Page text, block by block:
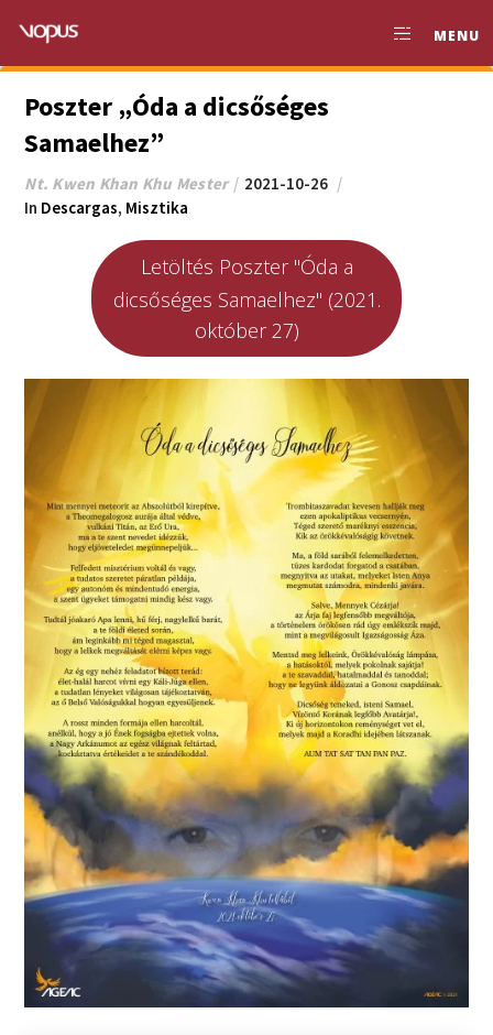
MENU
Poszter „Óda a dicsőséges
Samaelhez”
Nt. Kwen Khan Khu Mester
2021-10-26
In Descargas, Misztika
Letöltés Poszter "Óda a
dicsőséges Samaelhez" (2021.
október 27)